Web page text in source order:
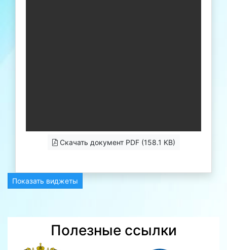
Скачать документ PDF (158.1 KB)
Показать виджеты
Полезные ссылки